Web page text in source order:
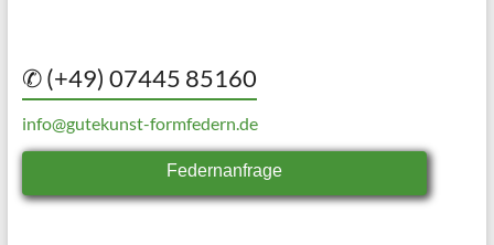
✆ (+49) 07445 85160
info@gutekunst-formfedern.de
Federnanfrage